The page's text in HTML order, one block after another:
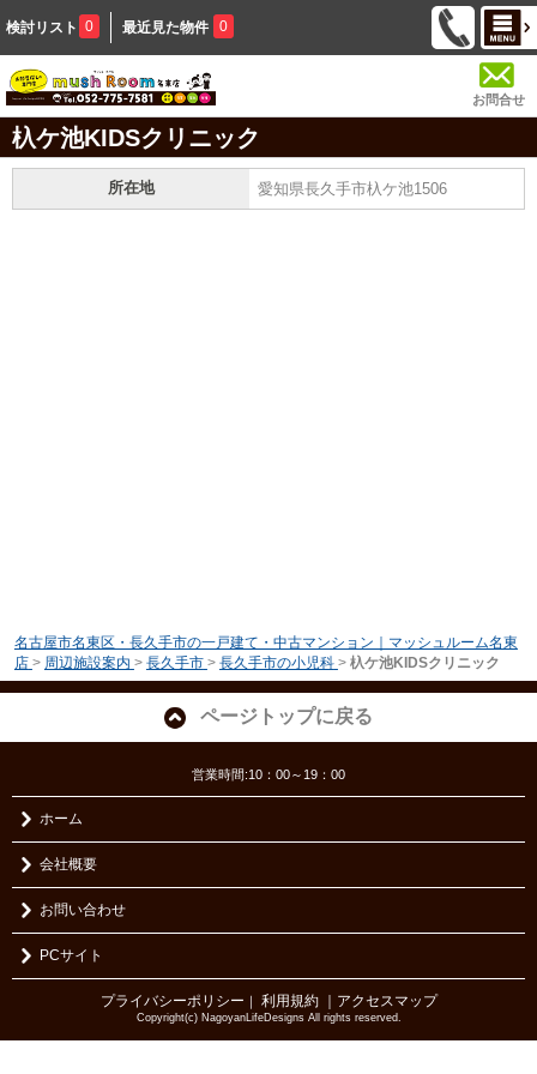
検討リスト 0 最近見た物件 0
お問合せ
杁ケ池KIDSクリニック
所在地 愛知県長久手市杁ケ池1506
名古屋市名東区・長久手市の一戸建て・中古マンション｜マッシュルーム名東
店 > 周辺施設案内 > 長久手市 > 長久手市の小児科 > 杁ケ池KIDSクリニック
ページトップに戻る
営業時間:10：00～19：00
ホーム
会社概要
お問い合わせ
PCサイト
プライバシーポリシー ｜ 利用規約 ｜アクセスマップ
Copyright(c) NagoyanLifeDesigns All rights reserved.